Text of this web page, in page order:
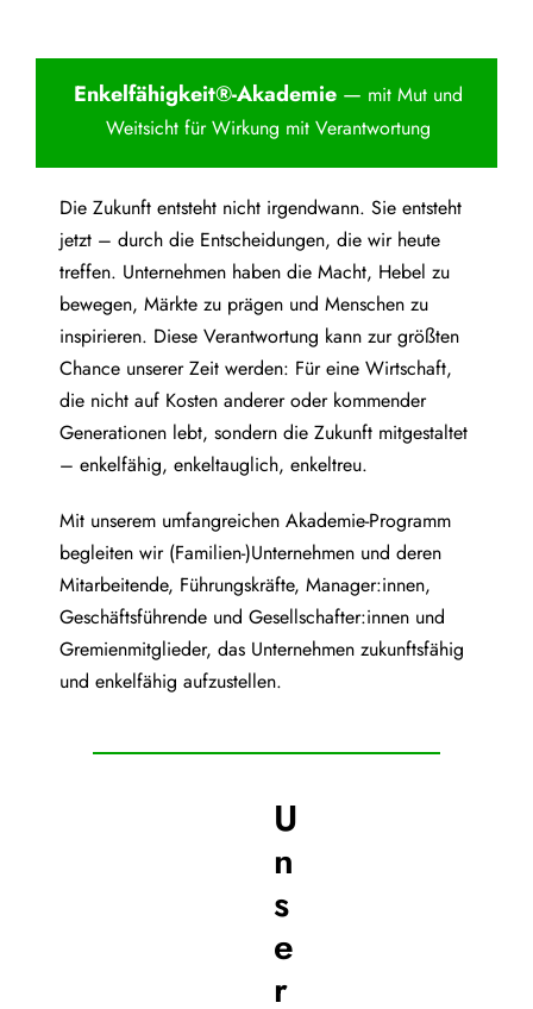
Enkelfähigkeit®-Akademie— mit Mut und
Weitsicht für Wirkung mit Verantwortung
Die Zukunft entsteht nicht irgendwann. Sie entsteht
jetzt – durch die Entscheidungen, die wir heute
treffen. Unternehmen haben die Macht, Hebel zu
bewegen, Märkte zu prägen und Menschen zu
inspirieren. Diese Verantwortung kann zur größten
Chance unserer Zeit werden: Für eine Wirtschaft,
die nicht auf Kosten anderer oder kommender
Generationen lebt, sondern die Zukunft mitgestaltet
– enkelfähig, enkeltauglich, enkeltreu.
Mit unserem umfangreichen Akademie-Programm
begleiten wir (Familien-)Unternehmen und deren
Mitarbeitende, Führungskräfte, Manager:innen,
Geschäftsführende und Gesellschafter:innen und
Gremienmitglieder, das Unternehmen zukunftsfähig
und enkelfähig aufzustellen.
U
n
s
e
r